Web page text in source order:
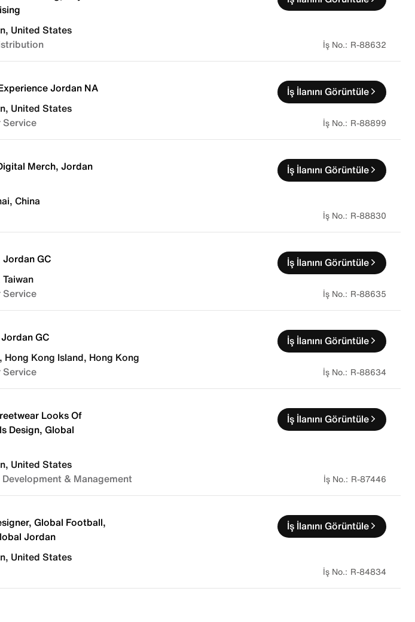
R-88632
United States
Jordan NA
R-88899
United States
Service
İş İlanını Görüntüle
Merch, Jordan
R-88830
China
İş İlanını Görüntüle
GC
R-88635
Service
İş İlanını Görüntüle
GC
R-88634
Hong Kong Island, Hong Kong
Service
İş İlanını Görüntüle
Looks Of
Design, Global
R-87446
United States
& Management
İş İlanını Görüntüle
Global Football,
Jordan
R-84834
United States
İş İlanını Görüntüle